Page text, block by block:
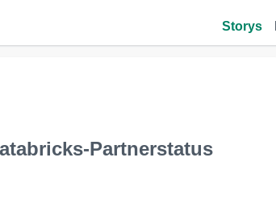
Storys
Partnerstatus